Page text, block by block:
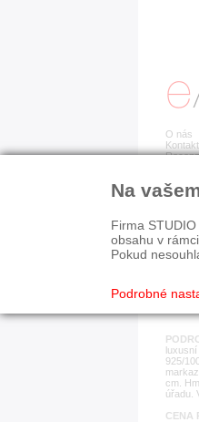
O nás
925/
cm.
úřadu.
CENA
Na
Firma
obsahu v
Pokud
Podrobné